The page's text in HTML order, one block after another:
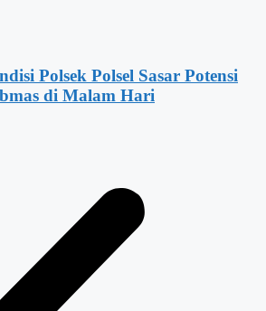
Polsek Polsel Sasar Potensi
di Malam Hari